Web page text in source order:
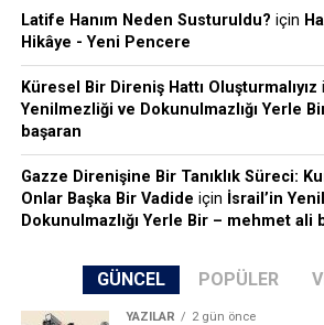
Latife Hanım Neden Susturuldu? için
Hikâye - Yeni Pencere
Küresel Bir Direniş Hattı Oluşturmalıyız
Yenilmezliği ve Dokunulmazlığı Yerle
başaran
Gazze Direnişine Bir Tanıklık Süreci:
Onlar Başka Bir Vadide için İsrail’in
Dokunulmazlığı Yerle Bir – mehmet ali
GÜNCEL POPÜLER
YAZILAR 2 gün önce